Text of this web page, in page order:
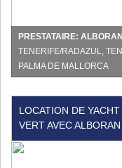
Îles
Baléares
chez
Alboran
PRESTATAIRE:
TENERIFE/RADAZUL,
PALMA DE MALLORCA
de
yacht
aller
LOCATION DE
VERT AVEC